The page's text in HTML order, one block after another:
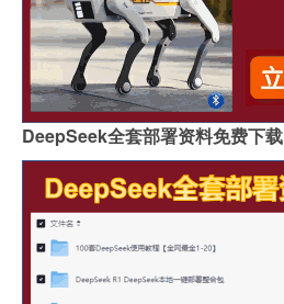
DeepSeek全套部署资料免费下载